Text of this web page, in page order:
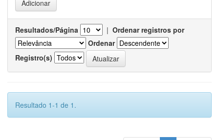
Resultados/Página | Ordenar registros por
Ordenar
Registro(s)
Resultado 1-1 de 1.